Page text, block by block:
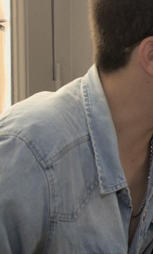
ABIERTA
INICIO
INSCRIPCIÓN ONLINE | +